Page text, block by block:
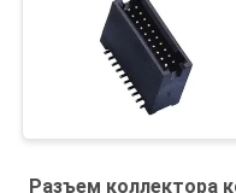
Разъем коллектора